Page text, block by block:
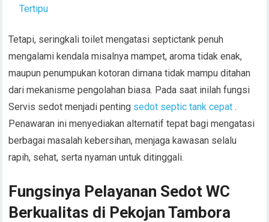
Tertipu
Tetapi, seringkali toilet mengatasi septictank penuh
mengalami kendala misalnya mampet, aroma tidak enak,
maupun penumpukan kotoran dimana tidak mampu ditahan
dari mekanisme pengolahan biasa. Pada saat inilah fungsi
Servis sedot menjadi penting sedot septic tank cepat.
Penawaran ini menyediakan alternatif tepat bagi mengatasi
berbagai masalah kebersihan, menjaga kawasan selalu
rapih, sehat, serta nyaman untuk ditinggali.
Fungsinya Pelayanan Sedot WC
Berkualitas di Pekojan Tambora